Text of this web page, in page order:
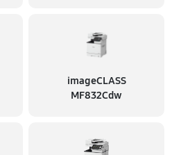
imageCLASS
MF832Cdw